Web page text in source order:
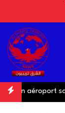
un aéroport